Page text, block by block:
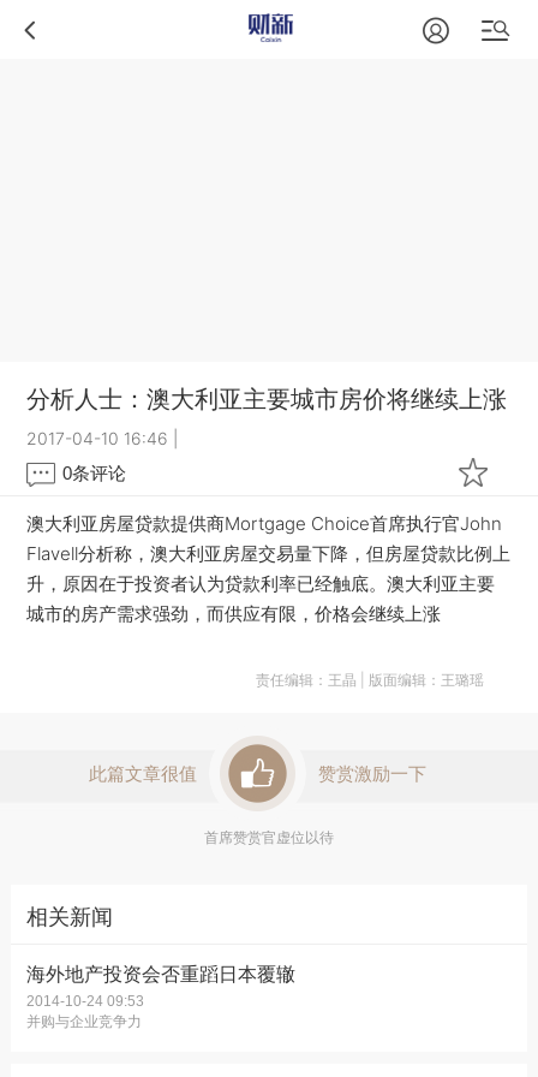
分析人士：澳大利亚主要城市房价将继续上涨
2017-04-10 16:46
0条评论
澳大利亚房屋贷款提供商Mortgage Choice首席执行官John
Flavell分析称，澳大利亚房屋交易量下降，但房屋贷款比例上
升，原因在于投资者认为贷款利率已经触底。澳大利亚主要
城市的房产需求强劲，而供应有限，价格会继续上涨
责任编辑：王晶 | 版面编辑：王璐瑶
此篇文章很值 赞赏激励一下
首席赞赏官虚位以待
相关新闻
海外地产投资会否重蹈日本覆辙
2014-10-24 09:53
并购与企业竞争力